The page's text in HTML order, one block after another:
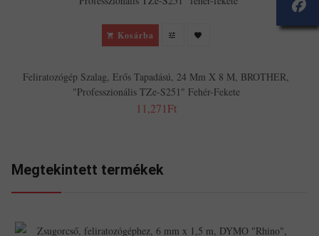
Kosárba
Feliratozógép Szalag, Erős Tapadású, 24 Mm X 8 M, BROTHER,
"Professzionális TZe-S251" Fehér-Fekete
11,271Ft
Megtekintett termékek